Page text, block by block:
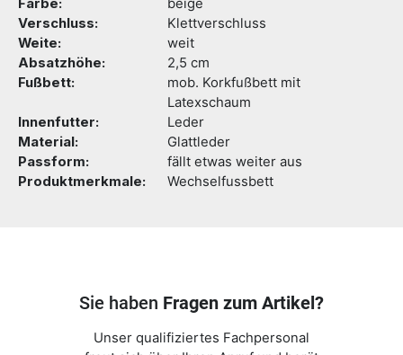
Farbe:
beige
Verschluss:
Klettverschluss
Weite:
weit
Absatzhöhe:
2,5 cm
Fußbett:
mob. Korkfußbett mit
Latexschaum
Innenfutter:
Leder
Material:
Glattleder
Passform:
fällt etwas weiter aus
Produktmerkmale:
Wechselfussbett
Sie haben Fragen zum Artikel?
Unser qualifiziertes Fachpersonal